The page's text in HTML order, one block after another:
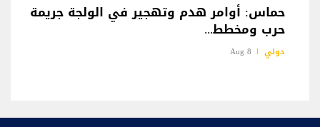
حماس: أوامر هدم وتهجير في الولجة جريمة
حرب ومخطط...
دولي 8 Aug